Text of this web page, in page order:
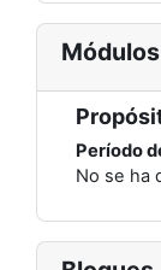
Período
No se ha